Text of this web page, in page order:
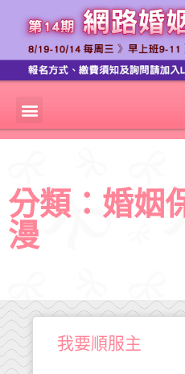
分類：婚姻
漫
我要順服主